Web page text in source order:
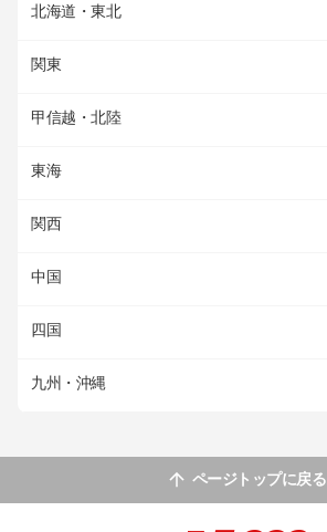
北海道・東北
関東
甲信越・北陸
東海
関西
中国
四国
九州・沖縄
ページトップに戻る